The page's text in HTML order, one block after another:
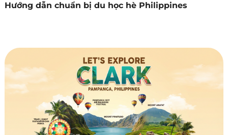
Hướng dẫn chuẩn bị du học hè Philippines